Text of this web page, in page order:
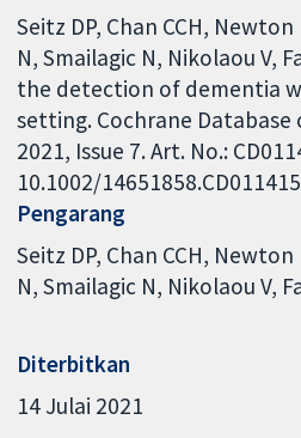
Seitz DP, Chan CCH,
N, Smailagic N, Nikolaou V,
the detection of dementia
setting. Cochrane Database
2021, Issue 7. Art. No.:
10.1002/
Pengarang
Seitz DP Chan CCH Newton
N Smailagic N Nikolaou V
Diterbitkan
14 Julai 2021